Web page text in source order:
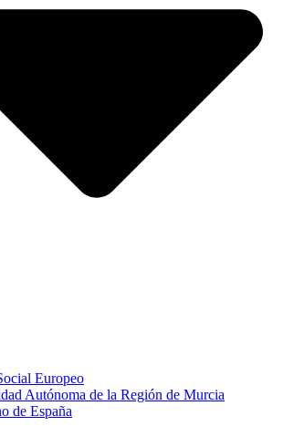
Europeo
Autónoma de la Región de Murcia
de España